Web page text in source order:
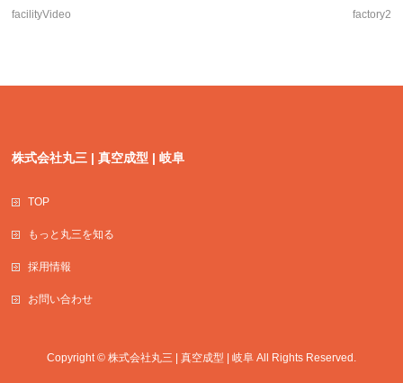
facilityVideo factory2
株式会社丸三 | 真空成型 | 岐阜
TOP
もっと丸三を知る
採用情報
お問い合わせ
Copyright © 株式会社丸三 | 真空成型 | 岐阜All Rights Reserved.